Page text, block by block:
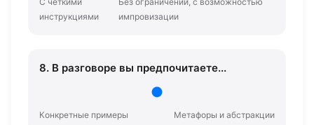
инструкциями
импровизации
8. В разговоре вы предпочитаете...
Конкретные примеры Метафоры и абстракции